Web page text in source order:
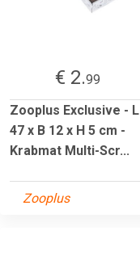
€ 2.99
Zooplus Exclusive - L
47 x B 12 x H 5 cm -
Krabmat Multi-Scr...
Zooplus